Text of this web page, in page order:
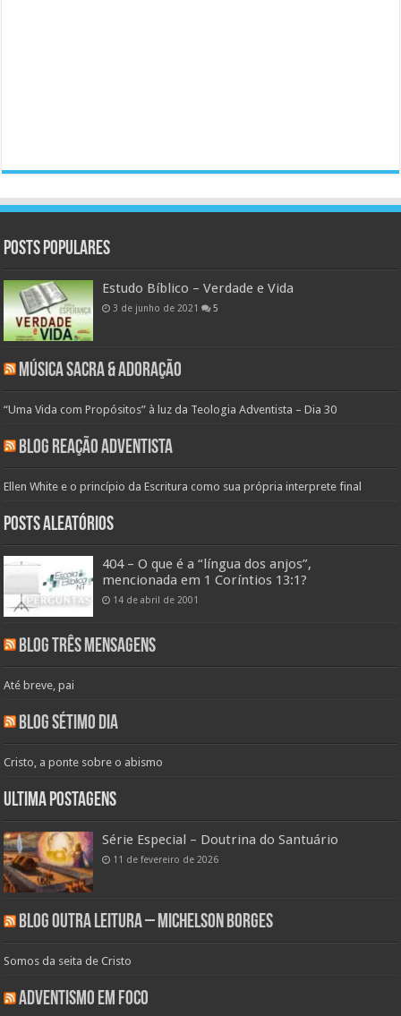
Posts populares
Estudo Bíblico – Verdade e Vida
3 de junho de 2021 5
Música Sacra & Adoração
“Uma Vida com Propósitos” à luz da Teologia Adventista – Dia 30
Blog Reação Adventista
Ellen White e o princípio da Escritura como sua própria interprete final
Posts aleatórios
404 – O que é a “língua dos anjos”,
mencionada em 1 Coríntios 13:1?
14 de abril de 2001
Blog Três Mensagens
Até breve, pai
Blog Sétimo Dia
Cristo, a ponte sobre o abismo
Ultima Postagens
Série Especial – Doutrina do Santuário
11 de fevereiro de 2026
Blog Outra Leitura – Michelson Borges
Somos da seita de Cristo
Adventismo em Foco